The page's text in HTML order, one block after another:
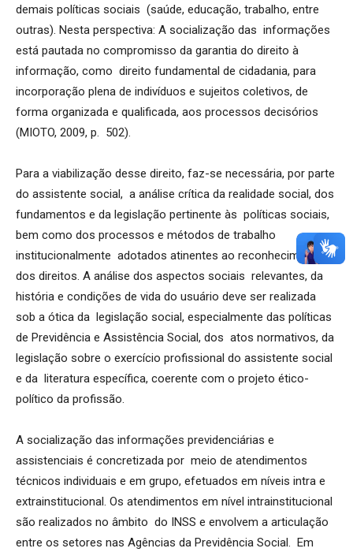
demais políticas sociais (saúde, educação, trabalho, entre
outras). Nesta perspectiva: A socialização das informações
está pautada no compromisso da garantia do direito à
informação, como direito fundamental de cidadania, para
incorporação plena de indivíduos e sujeitos coletivos, de
forma organizada e qualificada, aos processos decisórios
(MIOTO, 2009, p. 502).
Para a viabilização desse direito, faz-se necessária, por parte
do assistente social, a análise crítica da realidade social, dos
fundamentos e da legislação pertinente às políticas sociais,
bem como dos processos e métodos de trabalho
institucionalmente adotados atinentes ao reconhecimento
dos direitos. A análise dos aspectos sociais relevantes, da
história e condições de vida do usuário deve ser realizada
sob a ótica da legislação social, especialmente das políticas
de Previdência e Assistência Social, dos atos normativos, da
legislação sobre o exercício profissional do assistente social
e da literatura específica, coerente com o projeto ético-
político da profissão.
A socialização das informações previdenciárias e
assistenciais é concretizada por meio de atendimentos
técnicos individuais e em grupo, efetuados em níveis intra e
extrainstitucional. Os atendimentos em nível intrainstitucional
são realizados no âmbito do INSS e envolvem a articulação
entre os setores nas Agências da Previdência Social. Em